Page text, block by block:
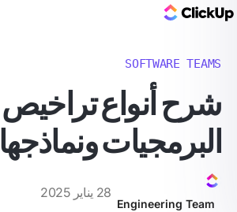
SOFTWARE TEAMS
شرح أنواع تراخيص
البرمجيات ونماذجها
Engineering Team
28 يناير 2025